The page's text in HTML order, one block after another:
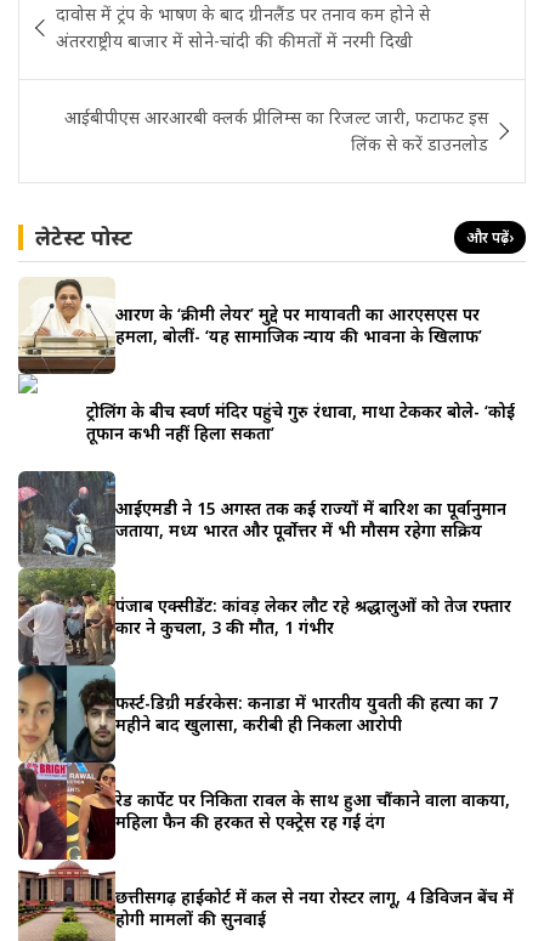
navigation
दावोस में ट्रंप के भाषण के बाद ग्रीनलैंड पर तनाव कम होने से
अंतरराष्ट्रीय बाजार में सोने-चांदी की कीमतों में नरमी दिखी
आईबीपीएस आरआरबी क्लर्क प्रीलिम्स का रिजल्ट जारी, फटाफट इस
लिंक से करें डाउनलोड
लेटेस्ट पोस्ट और पढ़ें›
आरक्षण के ‘क्रीमी लेयर’ मुद्दे पर मायावती का आरएसएस पर
हमला, बोलीं- ‘यह सामाजिक न्याय की भावना के खिलाफ’
ट्रोलिंग के बीच स्वर्ण मंदिर पहुंचे गुरु रंधावा, माथा टेककर बोले- ‘कोई
तूफान कभी नहीं हिला सकता’
आईएमडी ने 15 अगस्त तक कई राज्यों में बारिश का पूर्वानुमान
जताया, मध्य भारत और पूर्वोत्तर में भी मौसम रहेगा सक्रिय
पंजाब एक्सीडेंट: कांवड़ लेकर लौट रहे श्रद्धालुओं को तेज रफ्तार
कार ने कुचला, 3 की मौत, 1 गंभीर
फर्स्ट-डिग्री मर्डरकेस: कनाडा में भारतीय युवती की हत्या का 7
महीने बाद खुलासा, करीबी ही निकला आरोपी
रेड कार्पेट पर निकिता रावल के साथ हुआ चौंकाने वाला वाकया,
महिला फैन की हरकत से एक्ट्रेस रह गईं दंग
छत्तीसगढ़ हाईकोर्ट में कल से नया रोस्टर लागू, 4 डिविजन बेंच में
होगी मामलों की सुनवाई